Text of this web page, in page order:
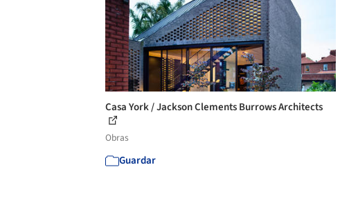
Casa York / Jackson Clements Burrows Architects
Obras
Guardar